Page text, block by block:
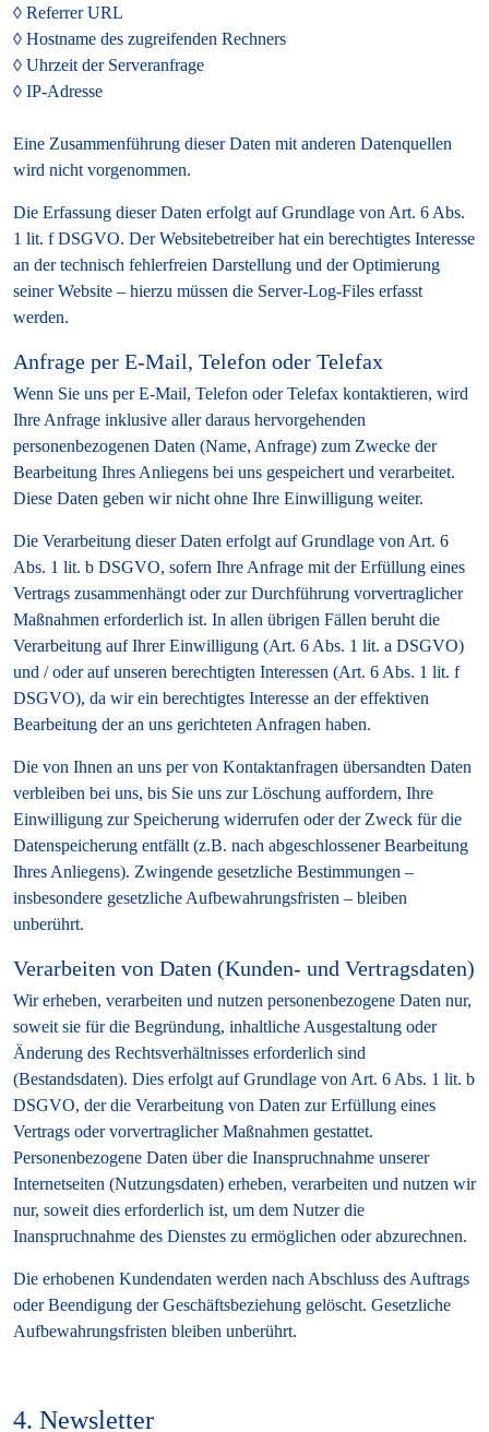
Referrer URL
Hostname des zugreifenden Rechners
Uhrzeit der Serveranfrage
IP-Adresse
Eine Zusammenführung dieser Daten mit anderen Datenquellen
wird nicht vorgenommen.
Die Erfassung dieser Daten erfolgt auf Grundlage von Art. 6 Abs.
1 lit. f DSGVO. Der Websitebetreiber hat ein berechtigtes Interesse
an der technisch fehlerfreien Darstellung und der Optimierung
seiner Website – hierzu müssen die Server-Log-Files erfasst
werden.
Anfrage per E-Mail, Telefon oder Telefax
Wenn Sie uns per E-Mail, Telefon oder Telefax kontaktieren, wird
Ihre Anfrage inklusive aller daraus hervorgehenden
personenbezogenen Daten (Name, Anfrage) zum Zwecke der
Bearbeitung Ihres Anliegens bei uns gespeichert und verarbeitet.
Diese Daten geben wir nicht ohne Ihre Einwilligung weiter.
Die Verarbeitung dieser Daten erfolgt auf Grundlage von Art. 6
Abs. 1 lit. b DSGVO, sofern Ihre Anfrage mit der Erfüllung eines
Vertrags zusammenhängt oder zur Durchführung vorvertraglicher
Maßnahmen erforderlich ist. In allen übrigen Fällen beruht die
Verarbeitung auf Ihrer Einwilligung (Art. 6 Abs. 1 lit. a DSGVO)
und / oder auf unseren berechtigten Interessen (Art. 6 Abs. 1 lit. f
DSGVO), da wir ein berechtigtes Interesse an der effektiven
Bearbeitung der an uns gerichteten Anfragen haben.
Die von Ihnen an uns per von Kontaktanfragen übersandten Daten
verbleiben bei uns, bis Sie uns zur Löschung auffordern, Ihre
Einwilligung zur Speicherung widerrufen oder der Zweck für die
Datenspeicherung entfällt (z.B. nach abgeschlossener Bearbeitung
Ihres Anliegens). Zwingende gesetzliche Bestimmungen –
insbesondere gesetzliche Aufbewahrungsfristen – bleiben
unberührt.
Verarbeiten von Daten (Kunden- und Vertragsdaten)
Wir erheben, verarbeiten und nutzen personenbezogene Daten nur,
soweit sie für die Begründung, inhaltliche Ausgestaltung oder
Änderung des Rechtsverhältnisses erforderlich sind
(Bestandsdaten). Dies erfolgt auf Grundlage von Art. 6 Abs. 1 lit. b
DSGVO, der die Verarbeitung von Daten zur Erfüllung eines
Vertrags oder vorvertraglicher Maßnahmen gestattet.
Personenbezogene Daten über die Inanspruchnahme unserer
Internetseiten (Nutzungsdaten) erheben, verarbeiten und nutzen wir
nur, soweit dies erforderlich ist, um dem Nutzer die
Inanspruchnahme des Dienstes zu ermöglichen oder abzurechnen.
Die erhobenen Kundendaten werden nach Abschluss des Auftrags
oder Beendigung der Geschäftsbeziehung gelöscht. Gesetzliche
Aufbewahrungsfristen bleiben unberührt.
4. Newsletter